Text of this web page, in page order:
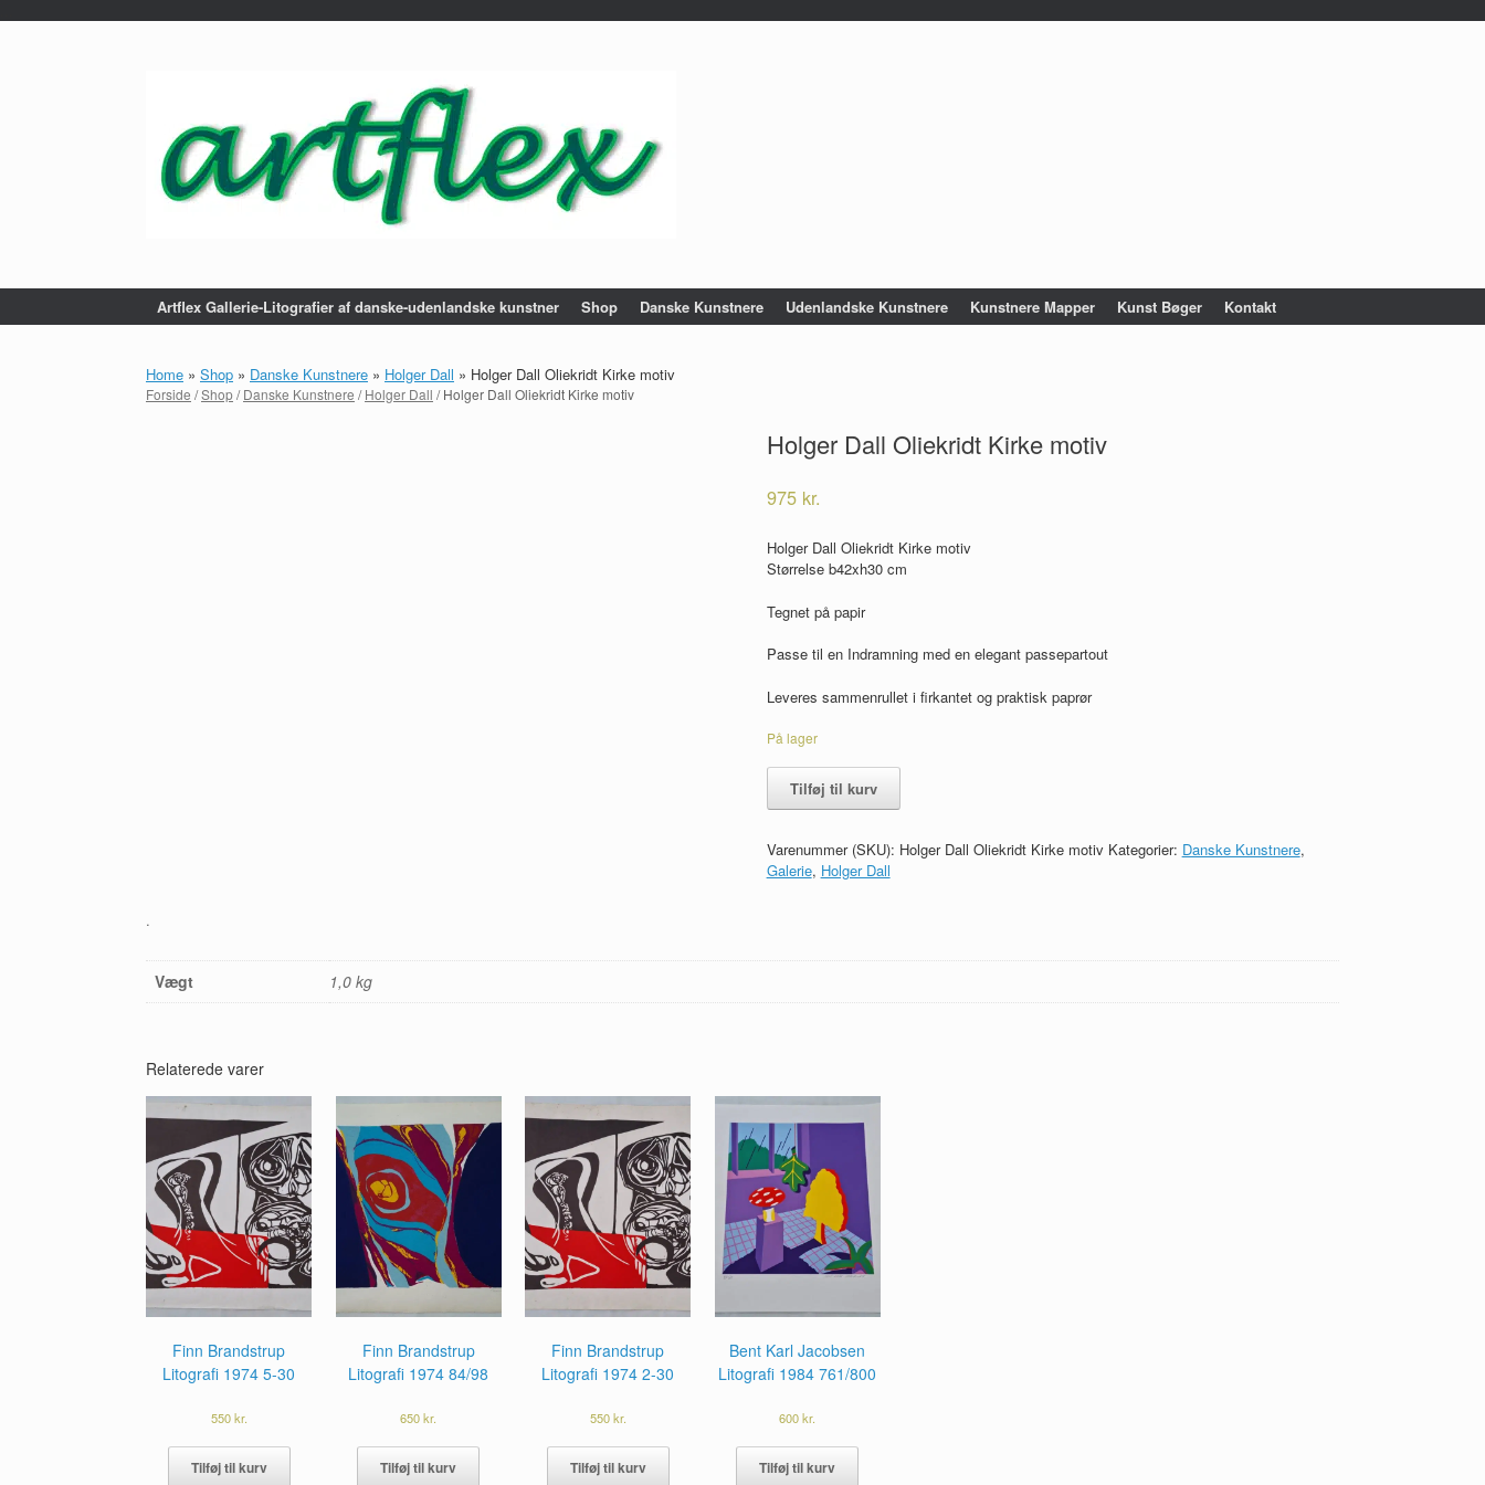
Artflex Gallerie-Litografier af danske-udenlandske kunstner Shop Danske Kunstnere Udenlandske Kunstnere Kunstnere Mapper Kunst Bøger Kontakt
Home » Shop » Danske Kunstnere » Holger Dall » Holger Dall Oliekridt Kirke motiv
Forside /Shop/Danske Kunstnere /Holger Dall / Holger Dall Oliekridt Kirke motiv
Holger Dall Oliekridt Kirke motiv
975 kr.
Holger Dall Oliekridt Kirke motiv
Størrelse b42xh30 cm
Tegnet på papir
Passe til en Indramning med en elegant passepartout
Leveres sammenrullet i firkantet og praktisk paprør
På lager
Kirke
motiv
antal
Tilføj til kurv
Varenummer (SKU): Holger Dall Oliekridt Kirke motiv Kategorier: Danske Kunstnere,
Galerie, Holger Dall
.
Vægt 1,0 kg
Relaterede varer
Finn Brandstrup
Litografi 1974 5-30
550kr.
Tilføj til kurv
Finn Brandstrup
Litografi 1974 84/98
650kr.
Tilføj til kurv
Finn Brandstrup
Litografi 1974 2-30
550kr.
Tilføj til kurv
Bent Karl Jacobsen
Litografi 1984 761/800
600kr.
Tilføj til kurv